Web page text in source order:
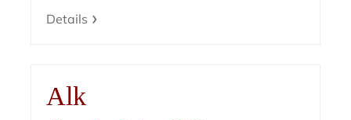
Details
Alk